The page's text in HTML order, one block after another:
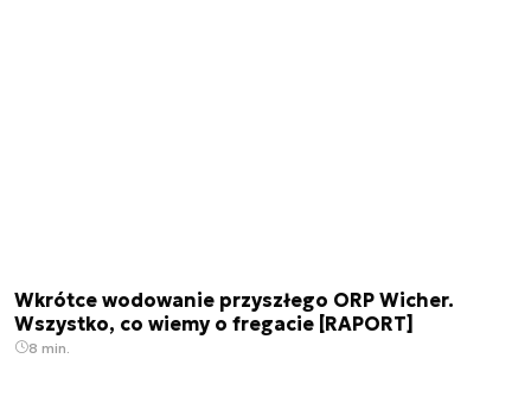
Wkrótce wodowanie przyszłego ORP Wicher.
Wszystko, co wiemy o fregacie [RAPORT]
8 min.